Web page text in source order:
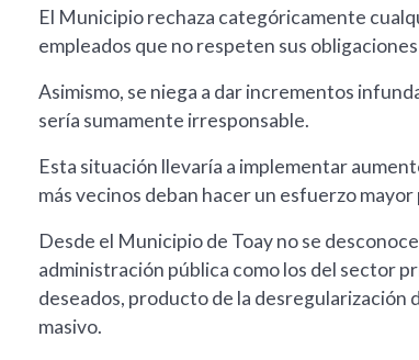
El Municipio rechaza categóricamente
empleados que no respeten sus
Asimismo, se niega a dar incrementos
sería sumamente irresponsable.
Esta situación llevaría a implementar
más vecinos deban hacer un esfuerzo
Desde el Municipio de Toay no se
administración pública como los del sector
deseados, producto de la desregularización
masivo.